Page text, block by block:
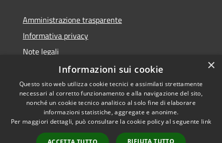
Amministrazione trasparente
Informativa privacy
Note legali
Dichiarazione di accessibilità
RSS
Accessibilità
Copyright © 2026 • Comune di
×
Informazioni sui cookie
Questo sito web utilizza cookie tecnici e assimilati strettamente
necessari al corretto funzionamento e alla navigazione del sito,
nonché un cookie tecnico analitico al solo fine di elaborare
informazioni statistiche, aggregate e anonime.
Per maggiori dettagli, può consultare la cookie policy al seguente link
RIFIUTA TUTTO